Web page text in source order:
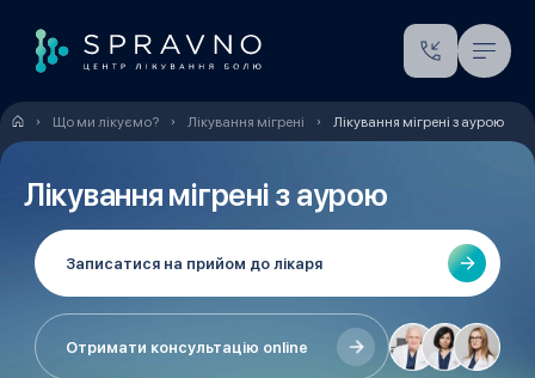
Що ми лікуємо? Лікування мігрені Лікування мігрені з аурою
Лікування мігрені з аурою
Записатися на прийом до лікаря
Отримати консультацію online